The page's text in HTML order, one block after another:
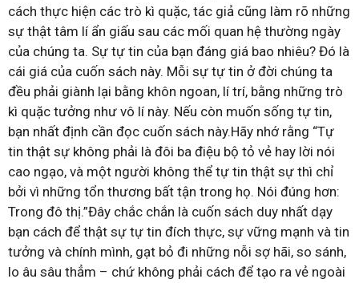
cách thực hiện các trò kì quặc, tác giả cũng làm rõ những
sự thật tâm lí ẩn giấu sau các mối quan hệ thường ngày
của chúng ta. Sự tự tin của bạn đáng giá bao nhiêu? Đó là
cái giá của cuốn sách này. Mỗi sự tự tin ở đời chúng ta
đều phải giành lại bằng khôn ngoan, lí trí, bằng những trò
kì quặc tưởng như vô lí này. Nếu còn muốn sống tự tin,
bạn nhất định cần đọc cuốn sách này.Hãy nhớ rằng “Tự
tin thật sự không phải là đôi ba điệu bộ tỏ vẻ hay lời nói
cao ngạo, và một người không thể tự tin thật sự thì chỉ
bởi vì những tổn thương bất tận trong họ. Nói đúng hơn:
Trong đô thị.”Đây chắc chắn là cuốn sách duy nhất dạy
bạn cách để thật sự tự tin đích thực, sự vững mạnh và tin
tưởng và chính mình, gạt bỏ đi những nỗi sợ hãi, so sánh,
lo âu sâu thẳm – chứ không phải cách để tạo ra vẻ ngoài